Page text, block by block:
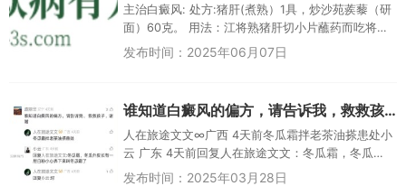
主治白癜风: 处方:猪肝(煮熟）1具，炒沙苑蒺藜（研
面）60克。 用法：江将熟猪肝切小片蘸药而吃将，
一日服完。轻...
发布时间：2025年06月07日
谁知道白癜风的偏方，请告诉我，救救孩子，谢谢
人在旅途文文∞广西 4天前冬瓜霜拌老茶油搽患处小
云 广东 4天前回复人在旅途文文：冬瓜霜，冬瓜外
皮长有一层白粉小心弄下来叫冬瓜霜了人在旅途文
发布时间：2025年03月28日